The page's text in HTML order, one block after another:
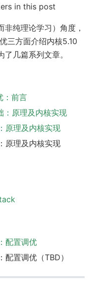
in this post
纯理论学习）角度，
三方面介绍内核5.10
几篇系列文章。
：前言
原理及内核实现
原理及内核实现
原理及内核实现
配置调优
置调优（TBD）